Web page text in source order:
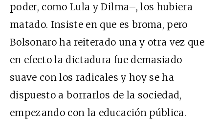
poder, como Lula y Dilma–, los hubiera
matado. Insiste en que es broma, pero
Bolsonaro ha reiterado una y otra vez que
en efecto la dictadura fue demasiado
suave con los radicales y hoy se ha
dispuesto a borrarlos de la sociedad,
empezando con la educación pública.